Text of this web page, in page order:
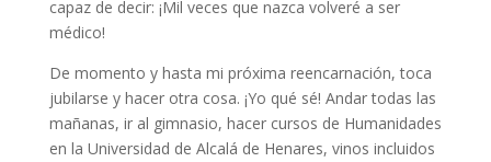
capaz de decir: ¡Mil veces que nazca volveré a ser
médico!
De momento y hasta mi próxima reencarnación, toca
jubilarse y hacer otra cosa. ¡Yo qué sé! Andar todas las
mañanas, ir al gimnasio, hacer cursos de Humanidades
en la Universidad de Alcalá de Henares, vinos incluidos